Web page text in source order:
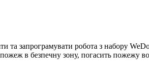
та запрограмувати робота з набору
в безпечну зону, погасить пожежу